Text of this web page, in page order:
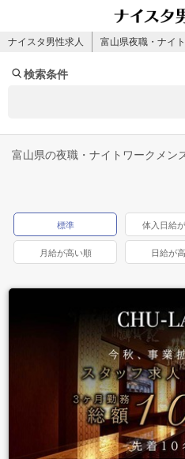
ナイスタ男性求人 富山県夜職・ナイ
検索条件
富山県の夜職・ナイトワークメン
標準 体入日給
月給が高い順 日給が